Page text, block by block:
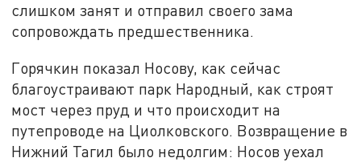
слишком занят и отправил своего зама
сопровождать предшественника.
Горячкин показал Носову, как сейчас
благоустраивают парк Народный, как строят
мост через пруд и что происходит на
путепроводе на Циолковского. Возвращение в
Нижний Тагил было недолгим: Носов уехал